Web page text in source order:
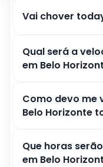
Vai chover
Qual será a
em Belo
Como devo me
Belo Horizonte
Que horas
em Belo